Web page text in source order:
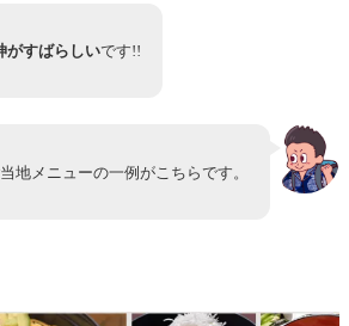
がすばらしいです!!
当地メニューの一例がこちらです。